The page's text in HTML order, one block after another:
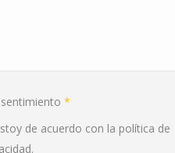
*
de acuerdo con la política de